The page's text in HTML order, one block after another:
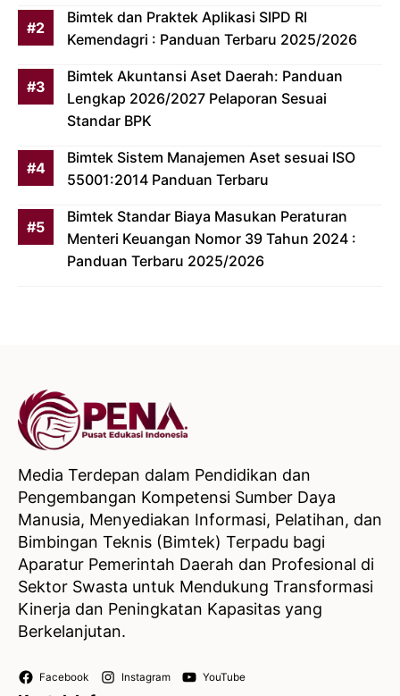
Bimtek dan Praktek Aplikasi SIPD RI
Kemendagri : Panduan Terbaru 2025/2026
Bimtek Akuntansi Aset Daerah: Panduan
Lengkap 2026/2027 Pelaporan Sesuai
Standar BPK
Bimtek Sistem Manajemen Aset sesuai ISO
55001:2014 Panduan Terbaru
Bimtek Standar Biaya Masukan Peraturan
Menteri Keuangan Nomor 39 Tahun 2024 :
Panduan Terbaru 2025/2026
Media Terdepan dalam Pendidikan dan
Pengembangan Kompetensi Sumber Daya
Manusia, Menyediakan Informasi, Pelatihan, dan
Bimbingan Teknis (Bimtek) Terpadu bagi
Aparatur Pemerintah Daerah dan Profesional di
Sektor Swasta untuk Mendukung Transformasi
Kinerja dan Peningkatan Kapasitas yang
Berkelanjutan.
Facebook Instagram YouTube